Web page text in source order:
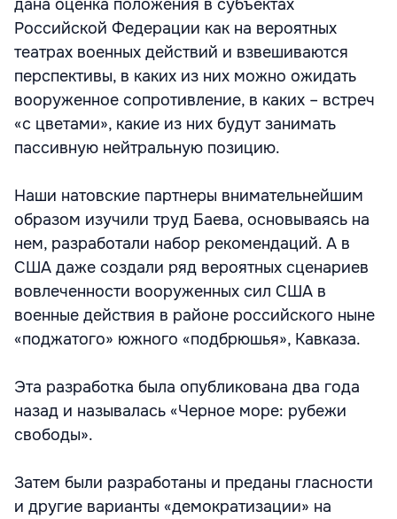
дана оценка положения в субъектах
Российской Федерации как на вероятных
театрах военных действий и взвешиваются
перспективы, в каких из них можно ожидать
вооруженное сопротивление, в каких – встреч
«с цветами», какие из них будут занимать
пассивную нейтральную позицию.
Наши натовские партнеры внимательнейшим
образом изучили труд Баева, основываясь на
нем, разработали набор рекомендаций. А в
США даже создали ряд вероятных сценариев
вовлеченности вооруженных сил США в
военные действия в районе российского ныне
«поджатого» южного «подбрюшья», Кавказа.
Эта разработка была опубликована два года
назад и называлась «Черное море: рубежи
свободы».
Затем были разработаны и преданы гласности
и другие варианты «демократизации» на